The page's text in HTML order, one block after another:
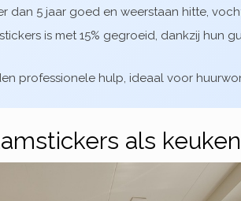
dan 5 jaar goed en weerstaan hitte,
is met 15% gegroeid, dankzij hun
professionele hulp, ideaal voor
als